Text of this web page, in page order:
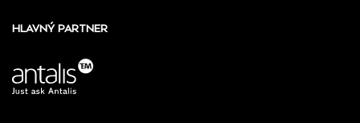
HLAVNÝ PARTNER